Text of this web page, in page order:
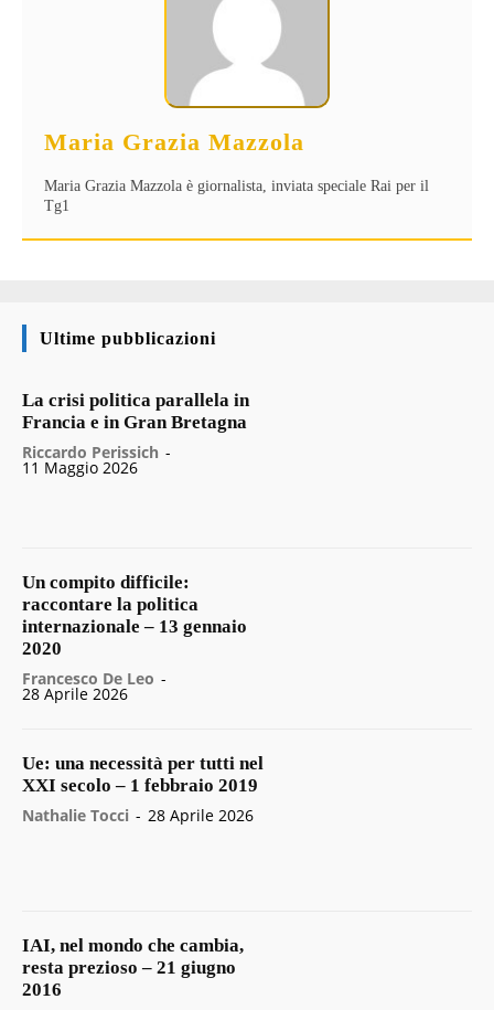
Maria Grazia Mazzola
Maria Grazia Mazzola è giornalista, inviata speciale Rai per il
Tg1
Ultime pubblicazioni
La crisi politica parallela in
Francia e in Gran Bretagna
Riccardo Perissich -
11 Maggio 2026
Un compito difficile:
raccontare la politica
internazionale – 13 gennaio
2020
Francesco De Leo -
28 Aprile 2026
Ue: una necessità per tutti nel
XXI secolo – 1 febbraio 2019
Nathalie Tocci - 28 Aprile 2026
IAI, nel mondo che cambia,
resta prezioso – 21 giugno
2016